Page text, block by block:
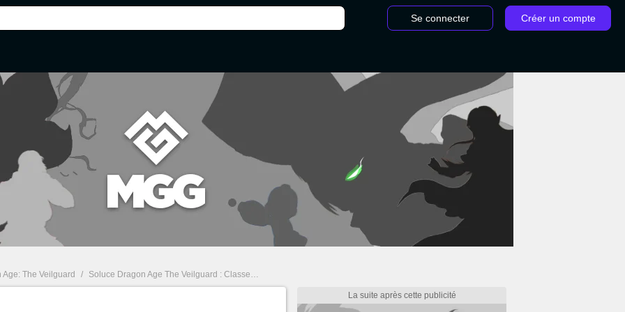
Se connecter Créer un compte
Age: The Veilguard / Soluce Dragon Age The Veilguard : Classes, quêtes, romances... Guide complet